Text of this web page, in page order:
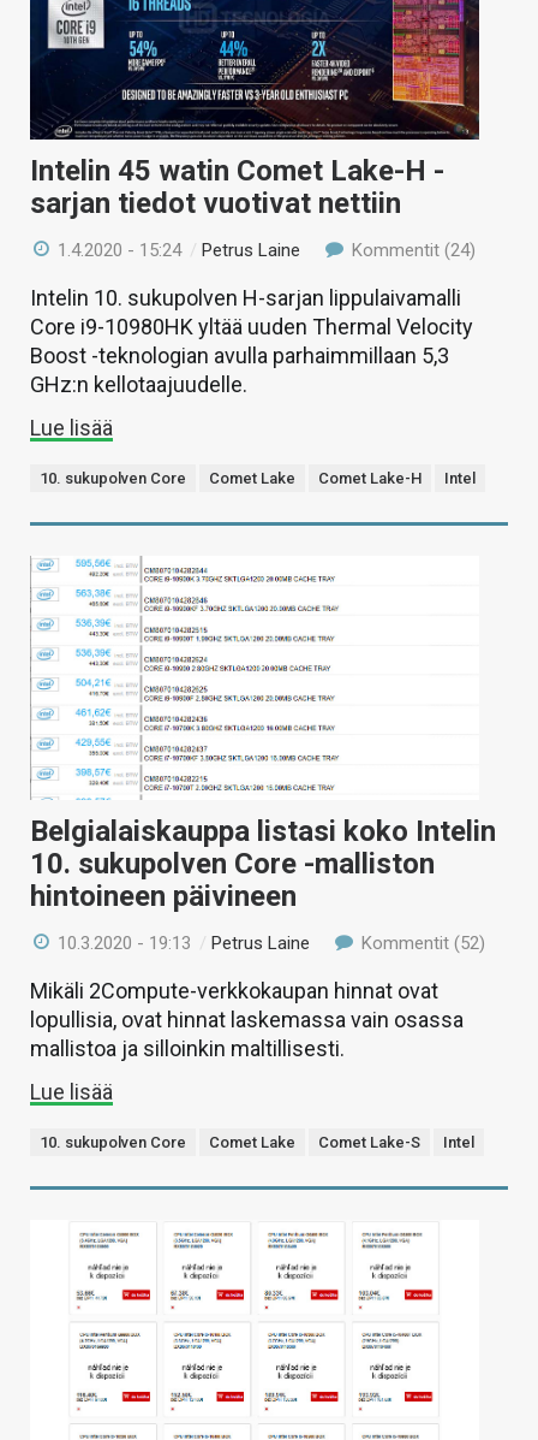
Intelin 45 watin Comet Lake-H -
sarjan tiedot vuotivat nettiin
1.4.2020 - 15:24 /Petrus Laine Kommentit (24)
Intelin 10. sukupolven H-sarjan lippulaivamalli
Core i9-10980HK yltää uuden Thermal Velocity
Boost -teknologian avulla parhaimmillaan 5,3
GHz:n kellotaajuudelle.
Lue lisää
10. sukupolven Core Comet Lake Comet Lake-H Intel
Belgialaiskauppa listasi koko Intelin
10. sukupolven Core -malliston
hintoineen päivineen
10.3.2020 - 19:13 /Petrus Laine Kommentit (52)
Mikäli 2Compute-verkkokaupan hinnat ovat
lopullisia, ovat hinnat laskemassa vain osassa
mallistoa ja silloinkin maltillisesti.
Lue lisää
10. sukupolven Core Comet Lake Comet Lake-S Intel